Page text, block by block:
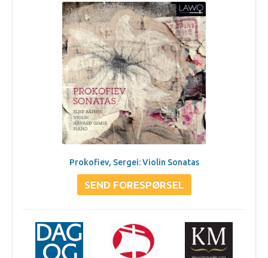
Prokofiev, Sergei: Violin Sonatas